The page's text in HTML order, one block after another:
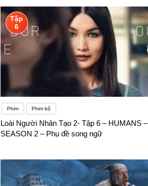
Tập
6
Phim Phim bộ
Loài Người Nhân Tạo 2- Tập 6 – HUMANS –
SEASON 2 – Phụ đề song ngữ